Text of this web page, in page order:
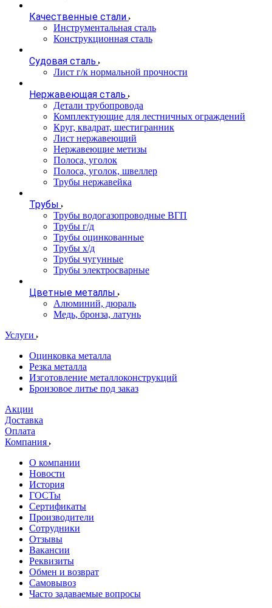
Качественные стали
Инструментальная сталь
Конструкционная сталь
Судовая сталь
Лист г/к нормальной прочности
Нержавеющая сталь
Детали трубопровода
Комплектующие для лестничных ограждений
Круг, квадрат, шестигранник
Лист нержавеющий
Нержавеющие метизы
Полоса, уголок
Полоса, уголок, швеллер
Трубы нержавейка
Трубы
Трубы водогазопроводные ВГП
Трубы г/д
Трубы оцинкованные
Трубы х/д
Трубы чугунные
Трубы электросварные
Цветные металлы
Алюминий, дюраль
Медь, бронза, латунь
Услуги
Оцинковка металла
Резка металла
Изготовление металлоконструкций
Бронзовое литье под заказ
Акции
Доставка
Оплата
Компания
О компании
Новости
История
ГОСТы
Сертификаты
Производители
Сотрудники
Отзывы
Вакансии
Реквизиты
Обмен и возврат
Самовывоз
Часто задаваемые вопросы